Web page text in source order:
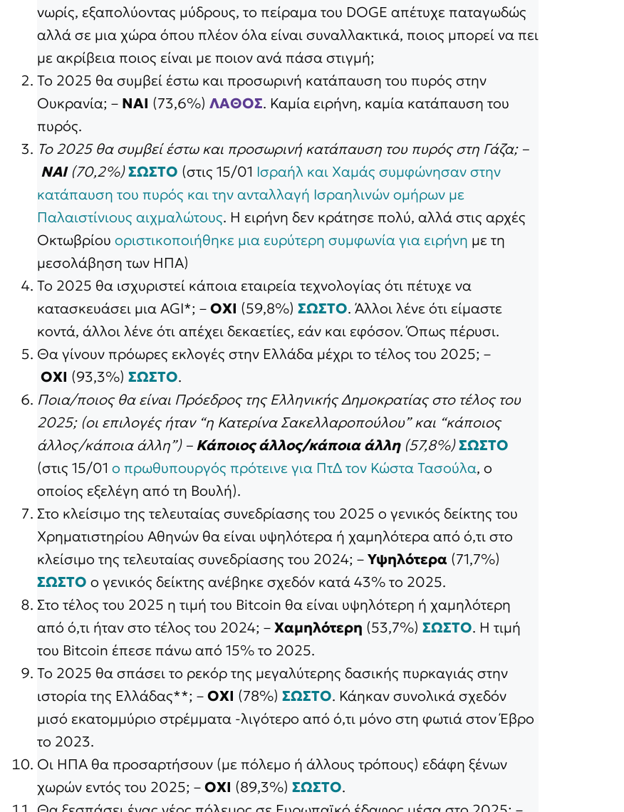
νωρίς, εξαπολύοντας μύδρους, το πείραμα του DOGE απέτυχε παταγωδώς
αλλά σε μια χώρα όπου πλέον όλα είναι συναλλακτικά, ποιος μπορεί να πει
με ακρίβεια ποιος είναι με ποιον ανά πάσα στιγμή;
Το 2025 θα συμβεί έστω και προσωρινή κατάπαυση του πυρός στην
Ουκρανία; – ΝΑΙ (73,6%) ΛΑΘΟΣ. Καμία ειρήνη, καμία κατάπαυση του
πυρός.
Το 2025 θα συμβεί έστω και προσωρινή κατάπαυση του πυρός στη Γάζα; –
ΝΑΙ(70,2%)ΣΩΣΤΟ (στις 15/01 Ισραήλ και Χαμάς συμφώνησαν στην
κατάπαυση του πυρός και την ανταλλαγή Ισραηλινών ομήρων με
Παλαιστίνιους αιχμαλώτους. Η ειρήνη δεν κράτησε πολύ, αλλά στις αρχές
Οκτωβρίου οριστικοποιήθηκε μια ευρύτερη συμφωνία για ειρήνη με τη
μεσολάβηση των ΗΠΑ)
Το 2025 θα ισχυριστεί κάποια εταιρεία τεχνολογίας ότι πέτυχε να
κατασκευάσει μια AGI*; –ΟΧΙ (59,8%) ΣΩΣΤΟ. Άλλοι λένε ότι είμαστε
κοντά, άλλοι λένε ότι απέχει δεκαετίες, εάν και εφόσον. Όπως πέρυσι.
Θα γίνουν πρόωρες εκλογές στην Ελλάδα μέχρι το τέλος του 2025; –
ΟΧΙ (93,3%) ΣΩΣΤΟ.
Ποια/ποιος θα είναι Πρόεδρος της Ελληνικής Δημοκρατίας στο τέλος του
2025; (οι επιλογές ήταν “η Κατερίνα Σακελλαροπούλου” και “κάποιος
άλλος/κάποια άλλη”) –Κάποιος άλλος/κάποια άλλη(57,8%)ΣΩΣΤΟ
(στις 15/01 ο πρωθυπουργός πρότεινε για ΠτΔ τον Κώστα Τασούλα, ο
οποίος εξελέγη από τη Βουλή).
Στο κλείσιμο της τελευταίας συνεδρίασης του 2025 ο γενικός δείκτης του
Χρηματιστηρίου Αθηνών θα είναι υψηλότερα ή χαμηλότερα από ό,τι στο
κλείσιμο της τελευταίας συνεδρίασης του 2024; –Υψηλότερα (71,7%)
ΣΩΣΤΟ ο γενικός δείκτης ανέβηκε σχεδόν κατά 43% το 2025.
Στο τέλος του 2025 η τιμή του Bitcoin θα είναι υψηλότερη ή χαμηλότερη
από ό,τι ήταν στο τέλος του 2024; –Χαμηλότερη (53,7%) ΣΩΣΤΟ. Η τιμή
του Bitcoin έπεσε πάνω από 15% το 2025.
Το 2025 θα σπάσει το ρεκόρ της μεγαλύτερης δασικής πυρκαγιάς στην
ιστορία της Ελλάδας**; –ΟΧΙ (78%) ΣΩΣΤΟ. Κάηκαν συνολικά σχεδόν
μισό εκατομμύριο στρέμματα -λιγότερο από ό,τι μόνο στη φωτιά στον Έβρο
το 2023.
Οι ΗΠΑ θα προσαρτήσουν (με πόλεμο ή άλλους τρόπους) εδάφη ξένων
χωρών εντός του 2025; –ΟΧΙ (89,3%) ΣΩΣΤΟ.